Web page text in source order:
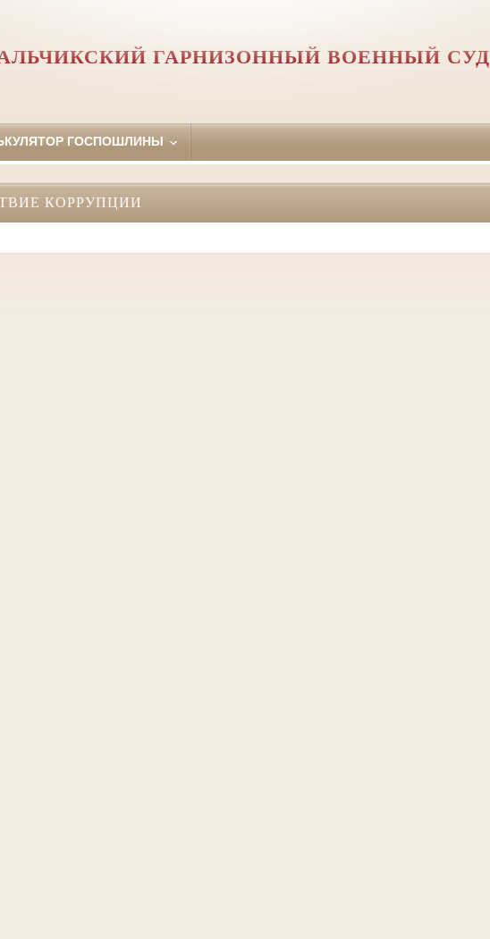
ГАРНИЗОННЫЙ ВОЕННЫЙ СУД
ГОСПОШЛИНЫ
КОРРУПЦИИ